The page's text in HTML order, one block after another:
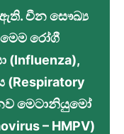
ඇති. චීන සෞඛ්‍ය
රෝගී
මෙටානියුමෝ
– HMPV)